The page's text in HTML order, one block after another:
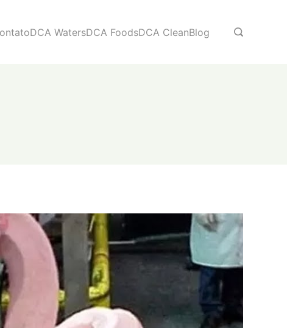
DCA WatersDCA FoodsDCA CleanBlog